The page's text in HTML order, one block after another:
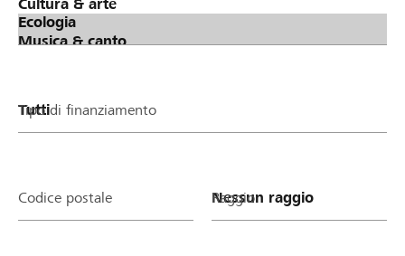
Tipo di finanziamento
Codice postale Raggio